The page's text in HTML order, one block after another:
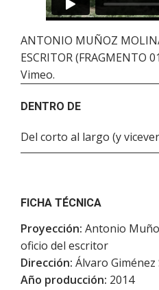
ANTONIO MUÑOZ
ESCRITOR (FRAGMENTO
Vimeo.
DENTRO DE
Del corto al largo (y
FICHA TÉCNICA
Proyección: Antonio
oficio del escritor
Dirección: Álvaro
Año producción: 2014